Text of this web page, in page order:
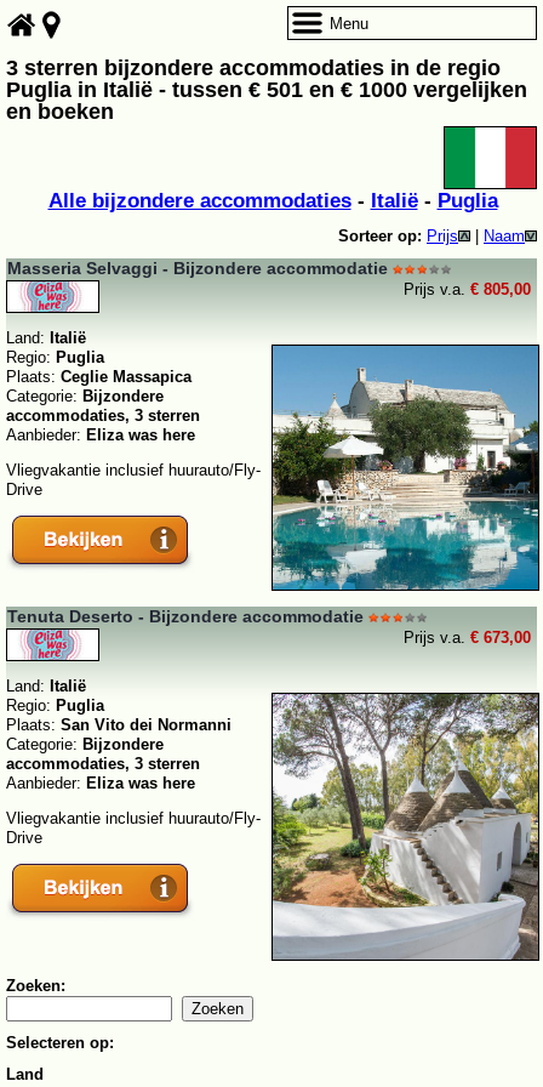
3 sterren bijzondere accommodaties in de regio
Puglia in Italië - tussen € 501 en € 1000 vergelijken
en boeken
Alle bijzondere accommodaties- Italië- Puglia
Sorteer op: Prijs Naam
Masseria Selvaggi - Bijzondere accommodatie
Prijs v.a. € 805,00
Land: Italië
Regio: Puglia
Plaats: Ceglie Massapica
Categorie: Bijzondere
accommodaties, 3 sterren
Aanbieder: Eliza was here
Vliegvakantie inclusief huurauto/Fly-
Drive
Tenuta Deserto - Bijzondere accommodatie
Prijs v.a. € 673,00
Land: Italië
Regio: Puglia
Plaats: San Vito dei Normanni
Categorie: Bijzondere
accommodaties, 3 sterren
Aanbieder: Eliza was here
Vliegvakantie inclusief huurauto/Fly-
Drive
Zoeken:
Selecteren op:
Land
Menu